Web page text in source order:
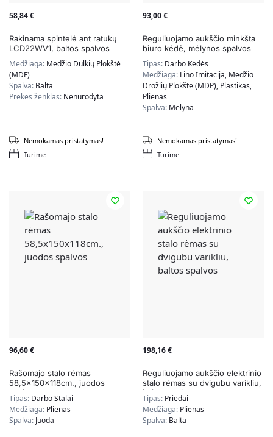
58,84€
Rakinama spintelė ant ratukų
LCD22WV1, baltos spalvos
Medžiaga: Medžio Dulkių Plokštė
(MDF)
Spalva: Balta
Prekės ženklas: Nenurodyta
Turime
Nemokamas pristatymas!
93,00€
Reguliuojamo aukščio minkšta
biuro kėdė, mėlynos spalvos
Tipas: Darbo Kėdės
Medžiaga: Lino Imitacija, Medžio
Drožlių Plokštė (MDP), Plastikas,
Plienas
Spalva: Mėlyna
Turime
Nemokamas pristatymas!
96,60€
Rašomajo stalo rėmas
58,5x150x118cm., juodos
spalvos
Tipas: Darbo Stalai
Medžiaga: Plienas
Spalva: Juoda
198,16€
Reguliuojamo aukščio elektrinio
stalo rėmas su dvigubu varikliu,
baltos spalvos
Tipas: Priedai
Medžiaga: Plienas
Spalva: Balta